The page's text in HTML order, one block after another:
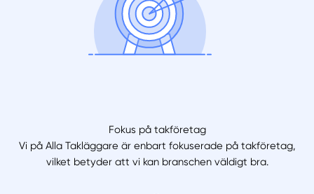
Fokus på takföretag
Vi på Alla Takläggare är enbart fokuserade på takföretag,
vilket betyder att vi kan branschen väldigt bra.